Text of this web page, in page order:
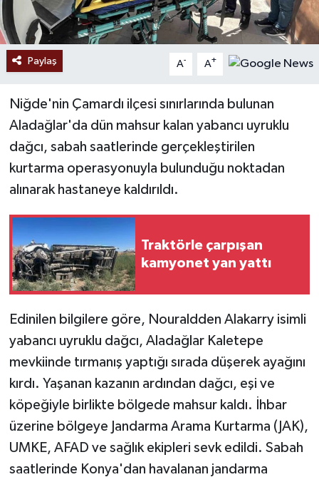
Paylaş A- A+
Niğde'nin Çamardı ilçesi sınırlarında bulunan
Aladağlar'da dün mahsur kalan yabancı uyruklu
dağcı, sabah saatlerinde gerçekleştirilen
kurtarma operasyonuyla bulunduğu noktadan
alınarak hastaneye kaldırıldı.
Traktörle çarpışan
kamyonet yan yattı
Edinilen bilgilere göre, Nouraldden Alakarry isimli
yabancı uyruklu dağcı, Aladağlar Kaletepe
mevkiinde tırmanış yaptığı sırada düşerek ayağını
kırdı. Yaşanan kazanın ardından dağcı, eşi ve
köpeğiyle birlikte bölgede mahsur kaldı. İhbar
üzerine bölgeye Jandarma Arama Kurtarma (JAK),
UMKE, AFAD ve sağlık ekipleri sevk edildi. Sabah
saatlerinde Konya'dan havalanan jandarma